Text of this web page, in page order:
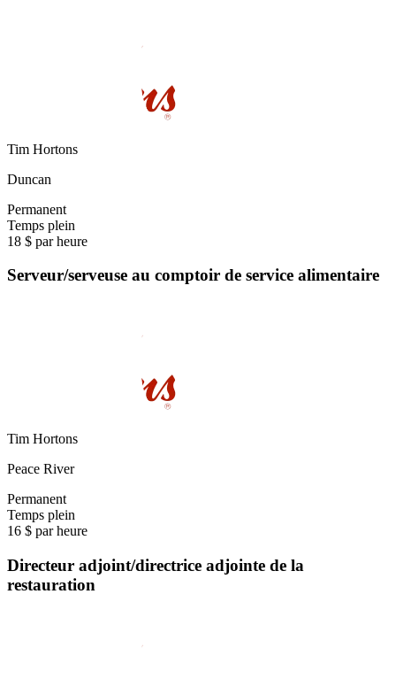
Tim Hortons
Duncan
Permanent
Temps plein
18 $ par heure
Serveur/serveuse au comptoir de service alimentaire
Tim Hortons
Peace River
Permanent
Temps plein
16 $ par heure
Directeur adjoint/directrice adjointe de la
restauration